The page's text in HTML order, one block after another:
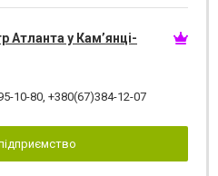
Атланта у Кам’янці-
10-80, +380(67)384-12-07